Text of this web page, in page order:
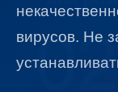
вирусов. Не